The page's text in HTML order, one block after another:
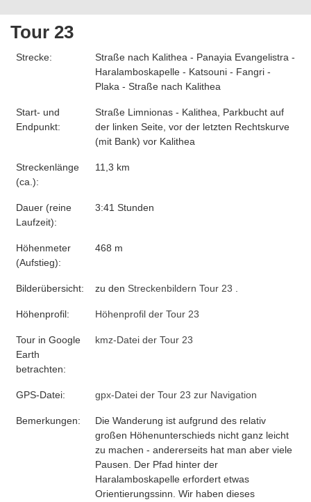
Tour 23
Strecke:
Straße nach Kalithea - Panayia Evangelistra -
Haralamboskapelle - Katsouni - Fangri -
Plaka - Straße nach Kalithea
Start- und
Endpunkt:
Straße Limnionas - Kalithea, Parkbucht auf
der linken Seite, vor der letzten Rechtskurve
(mit Bank) vor Kalithea
Streckenlänge
(ca.):
11,3 km
Dauer (reine
Laufzeit):
3:41 Stunden
Höhenmeter
(Aufstieg):
468 m
Bilderübersicht: zu den Streckenbildern Tour 23
Höhenprofil: Höhenprofil der Tour 23
Tour in Google
Earth
betrachten:
kmz-Datei der Tour 23
GPS-Datei: gpx-Datei der Tour 23 zur Navigation
Bemerkungen:
Die Wanderung ist aufgrund des relativ
großen Höhenunterschieds nicht ganz leicht
zu machen - andererseits hat man aber viele
Pausen. Der Pfad hinter der
Haralamboskapelle erfordert etwas
Orientierungssinn. Wir haben dieses